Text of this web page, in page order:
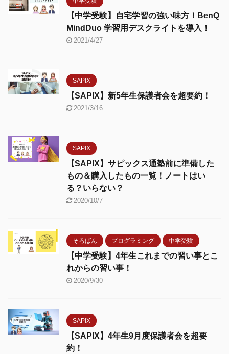
【中学受験】自宅学習の強い味方！BenQ
MindDuo 学習用デスクライトを導入！
2021/4/27
SAPIX
【SAPIX】新5年生保護者会を超要約！
2021/3/16
SAPIX
【SAPIX】サピックス通塾前に準備した
もの＆購入したもの一覧！ノートはい
る？いらない？
2020/10/7
そろばん プログラミング 中学受験
【中学受験】4年生これまでの習い事とこ
れからの習い事！
2020/9/30
SAPIX
【SAPIX】4年生9月度保護者会を超要
約！